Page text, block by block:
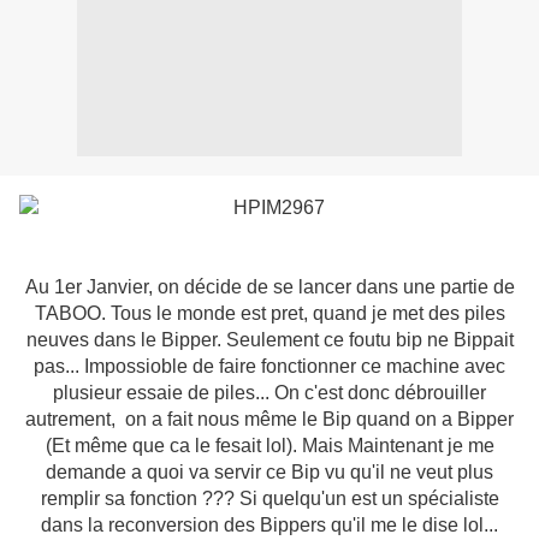
Au 1er Janvier, on décide de se lancer dans une partie de
TABOO. Tous le monde est pret, quand je met des piles
neuves dans le Bipper. Seulement ce foutu bip ne Bippait
pas... Impossioble de faire fonctionner ce machine avec
plusieur essaie de piles... On c'est donc débrouiller
autrement, on a fait nous même le Bip quand on a Bipper
(Et même que ca le fesait lol). Mais Maintenant je me
demande a quoi va servir ce Bip vu qu'il ne veut plus
remplir sa fonction ??? Si quelqu'un est un spécialiste
dans la reconversion des Bippers qu'il me le dise lol...